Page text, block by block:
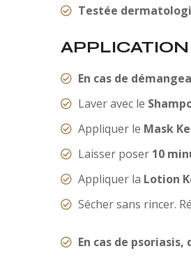
Testée
APPLICATION
En cas de
Laver avec le
Appliquer le Mask
Laisser poser 10
Appliquer la Lotion
Sécher sans rincer.
En cas de